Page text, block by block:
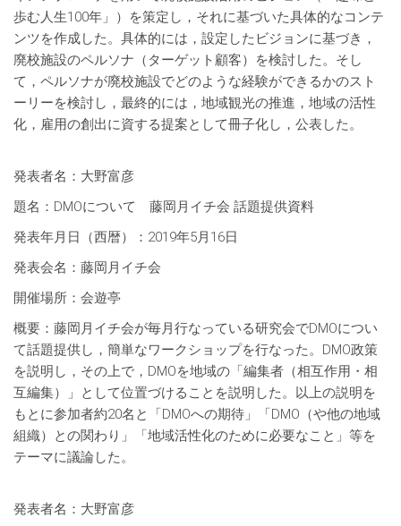
歩む人生100年」）を策定し，それに基づいた具体的なコンテ
ンツを作成した。具体的には，設定したビジョンに基づき，
廃校施設のペルソナ（ターゲット顧客）を検討した。そし
て，ペルソナが廃校施設でどのような経験ができるかのスト
ーリーを検討し，最終的には，地域観光の推進，地域の活性
化，雇用の創出に資する提案として冊子化し，公表した。
発表者名：大野富彦
題名：DMOについて 藤岡月イチ会 話題提供資料
発表年月日（西暦）：2019年5月16日
発表会名：藤岡月イチ会
開催場所：会遊亭
概要：藤岡月イチ会が毎月行なっている研究会でDMOについ
て話題提供し，簡単なワークショップを行なった。DMO政策
を説明し，その上で，DMOを地域の「編集者（相互作用・相
互編集）」として位置づけることを説明した。以上の説明を
もとに参加者約20名と「DMOへの期待」「DMO（や他の地域
組織）との関わり」「地域活性化のために必要なこと」等を
テーマに議論した。
発表者名：大野富彦